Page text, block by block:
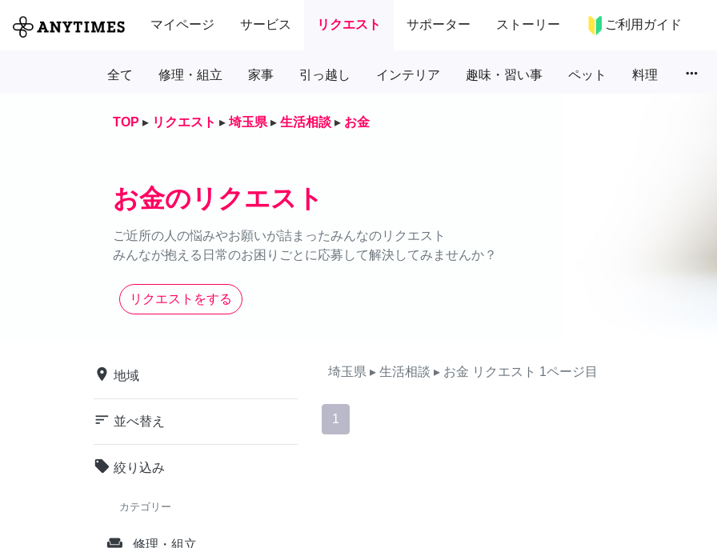
マイページ サービス リクエスト サポーター ストーリー ご利用ガイド
全て 修理・組立 家事 引っ越し インテリア 趣味・習い事 ペット 料理 more_horiz
TOP ▸ リクエスト ▸ 埼玉県 ▸ 生活相談 ▸ お金
お金のリクエスト
ご近所の人の悩みやお願いが詰まったみんなのリクエスト
みんなが抱える日常のお困りごとに応募して解決してみませんか？
リクエストをする
place 地域
sort 並べ替え
local_offer 絞り込み
カテゴリー
weekend 修理・組立
埼玉県 ▸ 生活相談 ▸ お金 リクエスト 1ページ目
1